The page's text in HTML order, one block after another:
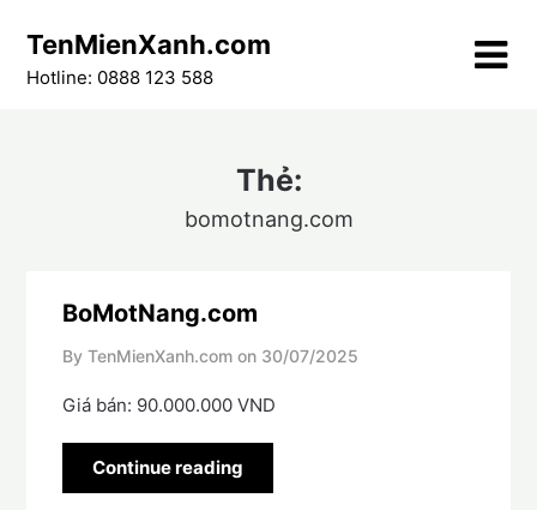
content
TenMienXanh.com
Hotline: 0888 123 588
Thẻ:
bomotnang.com
BoMotNang.com
By TenMienXanh.com on 30/07/2025
Giá bán: 90.000.000 VND
Continue reading